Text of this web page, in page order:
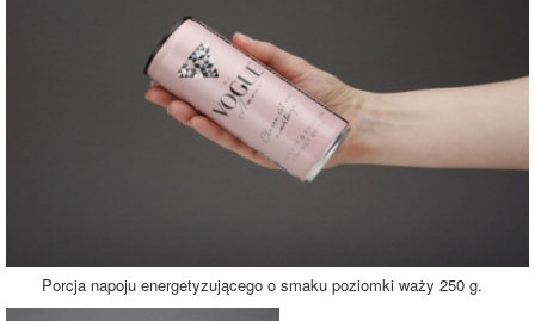
Porcja napoju energetyzującego o smaku poziomki waży 250 g.